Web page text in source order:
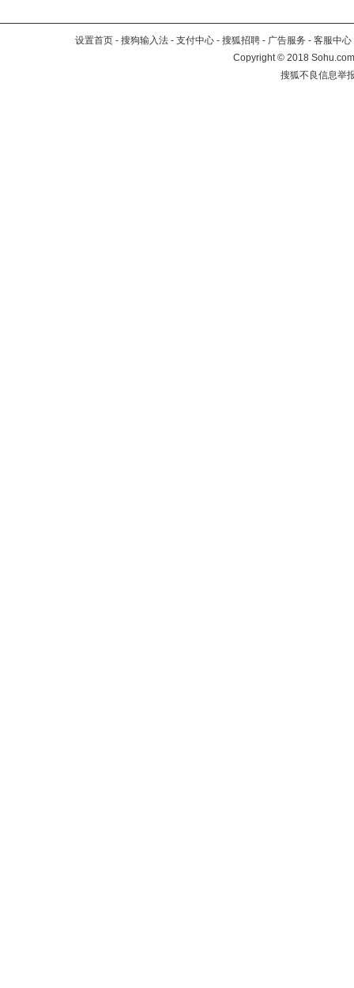
设置首页 - 搜狗输入法 - 支付中心 - 搜狐招聘 - 广告服务 - 客服中心
Copyright©2018
搜狐不良信息举